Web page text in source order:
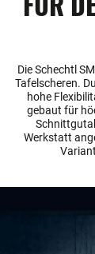
Die Schechtl
Tafelscheren.
hohe
gebaut für
Werkstatt